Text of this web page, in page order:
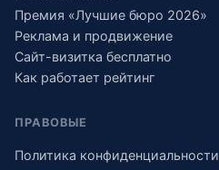
Премия «Лучшие бюро 2026»
Реклама и продвижение
Сайт-визитка бесплатно
Как работает рейтинг
ПРАВОВЫЕ
Политика конфиденциальности